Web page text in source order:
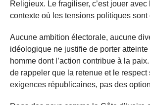
Religieux. Le fragiliser, c’est jouer avec
contexte où les tensions politiques sont
Aucune ambition électorale, aucune
idéologique ne justifie de porter atteinte
homme dont l’action contribue à la
de rappeler que la retenue et le respect
exigences républicaines, pas des